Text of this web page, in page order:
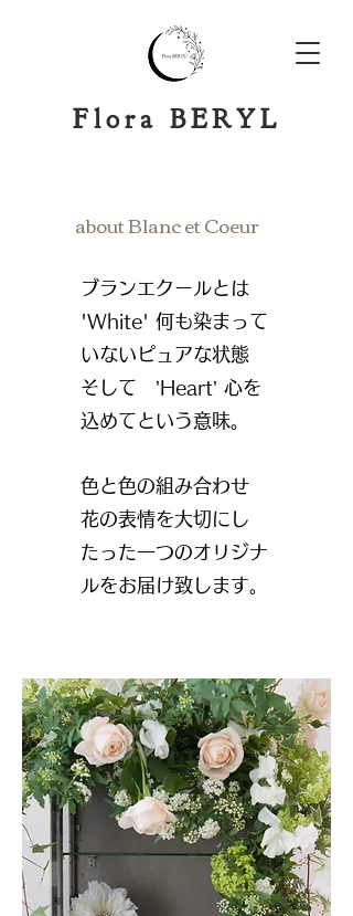
​Flora BERYL
aboutBlanc et Coeur
ブランエクールとは
'White' 何も染まって
いないピュアな状態
そして ’Heart’ 心を
込めてという意味。
色と色の組み合わせ
花の表情を大切にし
たった一つのオリジナ
ルをお届け致します。